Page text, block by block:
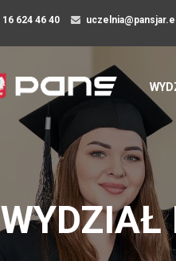
16 624 46 40
WYDZIAŁ